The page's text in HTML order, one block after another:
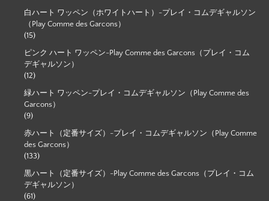
白ハート ワッペン（ホワイトハート）-プレイ・コムデギャルソン
（Play Comme des Garcons）
(15)
ピンク ハート ワッペン-Play Comme des Garcons（プレイ・コム
デギャルソン）
(12)
緑ハート ワッペン-プレイ・コムデギャルソン（Play Comme des
Garcons）
(9)
赤ハート（定番サイズ）-プレイ・コムデギャルソン（Play Comme
des Garcons）
(133)
黒ハート（定番サイズ）-Play Comme des Garcons（プレイ・コム
デギャルソン）
(61)